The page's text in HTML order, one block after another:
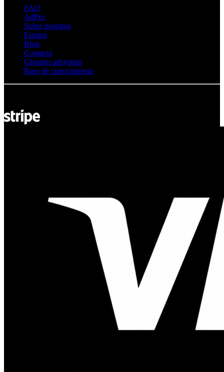
FAQ
AdPro
Sobre nosotros
Equipo
Blog
Contacto
Glosario adsystem
Base de conocimiento